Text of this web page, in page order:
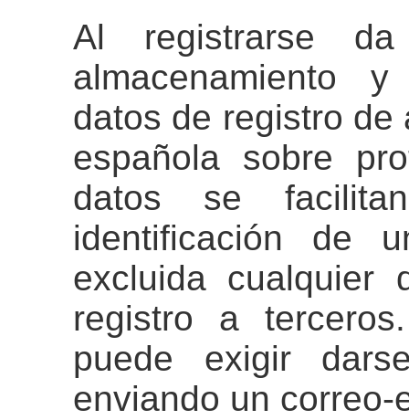
Al registrarse
almacenamiento
datos de registro
española sobre
datos se
identificación de
excluida cualquier
registro a
puede exigir
enviando un